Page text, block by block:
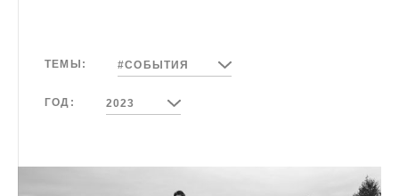
ТЕМЫ: #СОБЫТИЯ
ГОД: 2023